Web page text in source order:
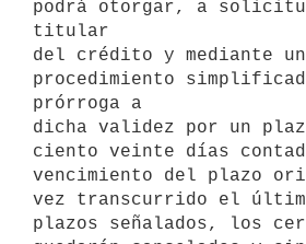
podrá otorgar, a
titular
del crédito y mediante un
procedimiento
prórroga a
dicha validez por un
ciento veinte días
vencimiento del plazo
vez transcurrido el
plazos señalados, los